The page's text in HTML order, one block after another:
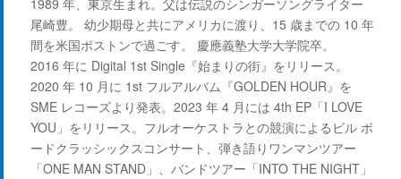
1989 年、東京生まれ。父は伝説のシンガーソングライター
尾崎豊。 幼少期母と共にアメリカに渡り、15 歳までの 10 年
間を米国ボストンで過ごす。 慶應義塾大学大学院卒。
2016 年に Digital 1st Single『始まりの街』をリリース。
2020 年 10 月に 1st フルアルバム『GOLDEN HOUR』を
SME レコーズより発表。2023 年 4 月には 4th EP「I LOVE
YOU」をリリース。フルオーケストラとの競演によるビル ボ
ードクラッシックスコンサート、弾き語りワンマンツアー
「ONE MAN STAND」、バンドツアー「INTO THE NIGHT」